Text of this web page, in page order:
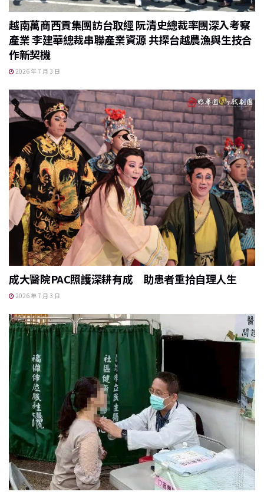
越南萬商西貢集團訪台取經 阮清史總裁率團深入考察
產業 李建華總裁串聯產業資源 共探台越農漁與生技合
作新契機
2026 年 7 月 3 日
成大醫院PAC照護深耕有成 助患者重拾自理人生
2026 年 7 月 3 日